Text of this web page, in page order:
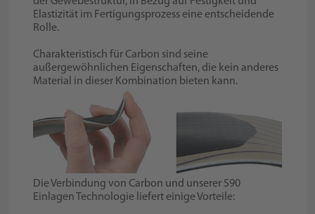
Elastizität im Fertigungsprozess eine entscheidende
Rolle.
Charakteristisch für Carbon sind seine
außergewöhnlichen Eigenschaften, die kein anderes
Material in dieser Kombination bieten kann.
Die Verbindung von Carbon und unserer S90
Einlagen Technologie liefert einige Vorteile: